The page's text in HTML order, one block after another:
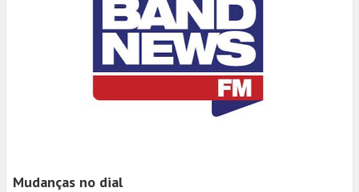
Mudanças no dial